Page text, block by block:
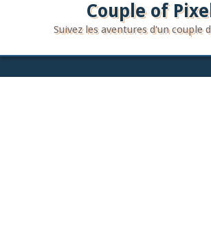
Couple of
Suivez les aventures d'un couple